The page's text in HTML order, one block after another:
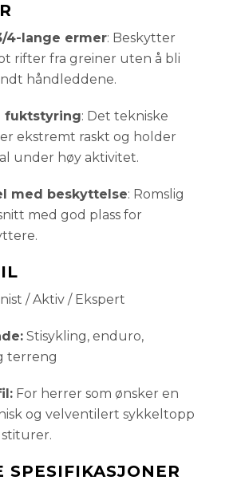
4-lange ermer: Beskytter
rifter fra greiner uten å bli
håndleddene.
fuktstyring: Det tekniske
ekstremt raskt og holder
under høy aktivitet.
med beskyttelse: Romslig
med god plass for
/ Aktiv / Ekspert
Stisykling, enduro,
terreng
For herrer som ønsker en
og velventilert sykkeltopp
SPESIFIKASJONER